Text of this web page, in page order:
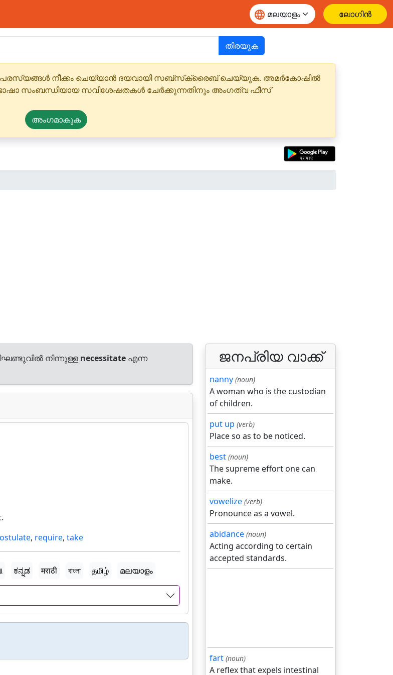
ലോഗിൻ
തിരയുക
പരസ്യങ്ങൾ നീക്കം ചെയ്യാൻ ദയവായി സബ്‌സ്‌ക്രൈബ് ചെയ്യുക. അമർകോഷിൽ
ഭാഷാ സംബന്ധിയായ സവിശേഷതകൾ ചേർക്കുന്നതിനും അംഗത്വ ഫീസ്
അംഗമാകുക
നിന്നുള്ള necessitate എന്ന
, require, take
ಕನ್ನಡ मराठी বাংলা தமிழ் മലയാളം
ജനപ്രിയ വാക്ക്
nanny (noun)
A woman who is the custodian
of children.
put up (verb)
Place so as to be noticed.
best (noun)
The supreme effort one can
make.
vowelize (verb)
Pronounce as a vowel.
abidance (noun)
Acting according to certain
accepted standards.
fart (noun)
A reflex that expels intestinal